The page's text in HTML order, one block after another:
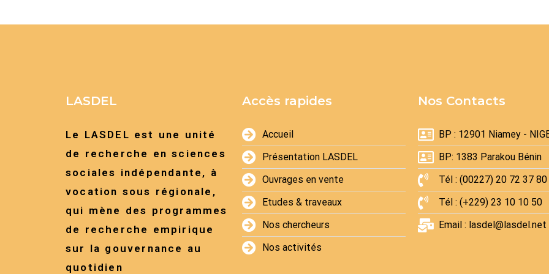
LASDEL
Le LASDEL est une unité
de recherche en sciences
sociales indépendante, à
vocation sous régionale,
qui mène des programmes
de recherche empirique
sur la gouvernance au
quotidien
Accès rapides
Accueil
Présentation LASDEL
Ouvrages en vente
Etudes & traveaux
Nos chercheurs
Nos activités
Nos Contacts
BP : 12901 Niamey -
BP: 1383 Parakou Bénin
Tél : (00227) 20 72 37 80
Tél : (+229) 23 10 10 50
Email : lasdel@lasdel.net